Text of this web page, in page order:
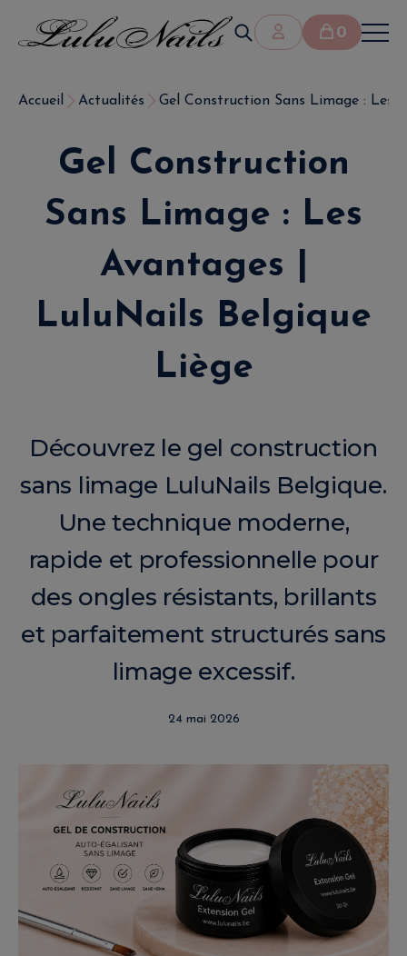
0
Accueil Actualités Gel Construction Sans Limage : Les
Gel Construction
Sans Limage : Les
Avantages |
LuluNails Belgique
Liège
Découvrez le gel construction
sans limage LuluNails Belgique.
Une technique moderne,
rapide et professionnelle pour
des ongles résistants, brillants
et parfaitement structurés sans
limage excessif.
24 mai 2026